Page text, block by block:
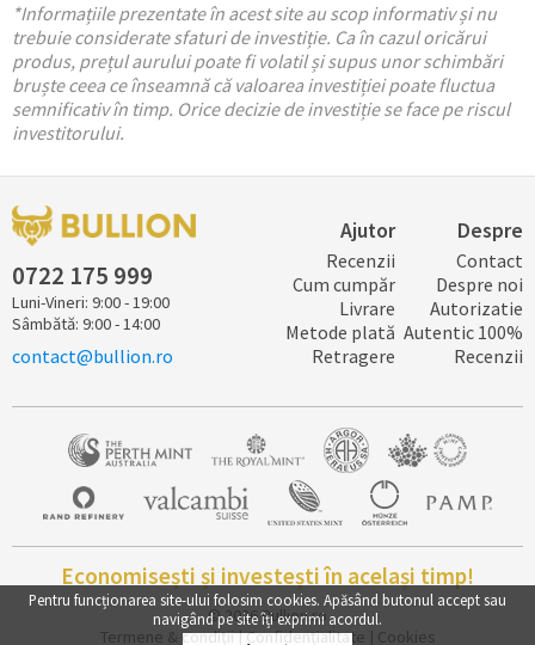
*Informațiile prezentate în acest site au scop informativ și nu
trebuie considerate sfaturi de investiție. Ca în cazul oricărui
produs, prețul aurului poate fi volatil și supus unor schimbări
bruște ceea ce înseamnă că valoarea investiției poate fluctua
semnificativ în timp. Orice decizie de investiție se face pe riscul
investitorului.
0722 ​​​175 ​999
Luni-Vineri: 9:00 - 19:00
Sâmbătă: 9:00 - 14:00
contact@bullion.ro
Ajutor
Recenzii
Cum cumpăr
Livrare
Metode plată
Retragere
Despre
Contact
Despre noi
Autorizatie
Autentic 100%
Recenzii
Economisești și investești în același timp!
© 2026Bullion.ro
Termene & condiții|Confidențialitate | Cookies
Pentru funcționarea site-ului folosim cookies. Apăsând butonul accept sau
navigând pe site îți exprimi acordul.